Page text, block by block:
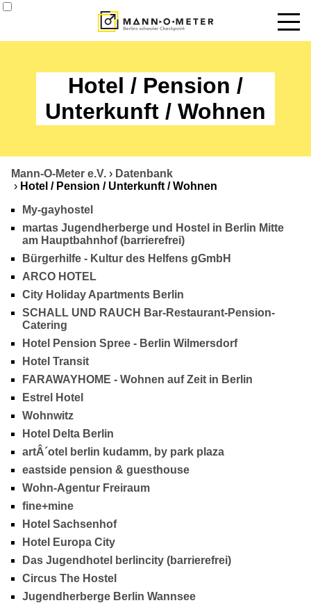
Termine
Angebote
Datenbank
Hotel / Pension /
Unterkunft / Wohnen
Mann-O-Meter e.V. › Datenbank
› Hotel / Pension / Unterkunft / Wohnen
My-gayhostel
martas Jugendherberge und Hostel in Berlin Mitte
am Hauptbahnhof (barrierefrei)
Bürgerhilfe - Kultur des Helfens gGmbH
ARCO HOTEL
City Holiday Apartments Berlin
SCHALL UND RAUCH Bar-Restaurant-Pension-
Catering
Hotel Pension Spree - Berlin Wilmersdorf
Hotel Transit
FARAWAYHOME - Wohnen auf Zeit in Berlin
Estrel Hotel
Wohnwitz
Hotel Delta Berlin
artÂ´otel berlin kudamm, by park plaza
eastside pension & guesthouse
Wohn-Agentur Freiraum
fine+mine
Hotel Sachsenhof
Hotel Europa City
Das Jugendhotel berlincity (barrierefrei)
Circus The Hostel
Jugendherberge Berlin Wannsee